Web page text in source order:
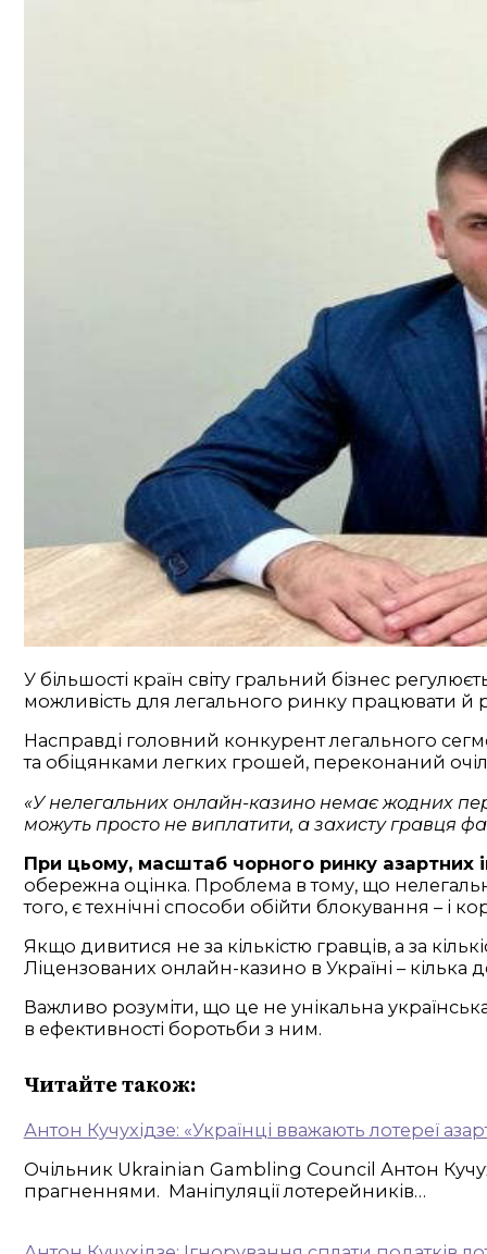
У більшості країн світу гральний бізнес
можливість для легального ринку працювати й
Насправді головний конкурент легального
та обіцянками легких грошей, переконаний
«У нелегальних онлайн-казино немає жодних
можуть просто не виплатити, а захисту гравця
При цьому, масштаб чорного ринку азартних
обережна оцінка. Проблема в тому, що
того, є технічні способи обійти блокування – і
Якщо дивитися не за кількістю гравців, а за
Ліцензованих онлайн-казино в Україні – кілька
Важливо розуміти, що це не унікальна
в ефективності боротьби з ним.
Читайте також:
Антон Кучухідзе: «Українці вважають лотереї
Очільник Ukrainian Gambling Council Антон
прагненнями. Маніпуляції лотерейників…